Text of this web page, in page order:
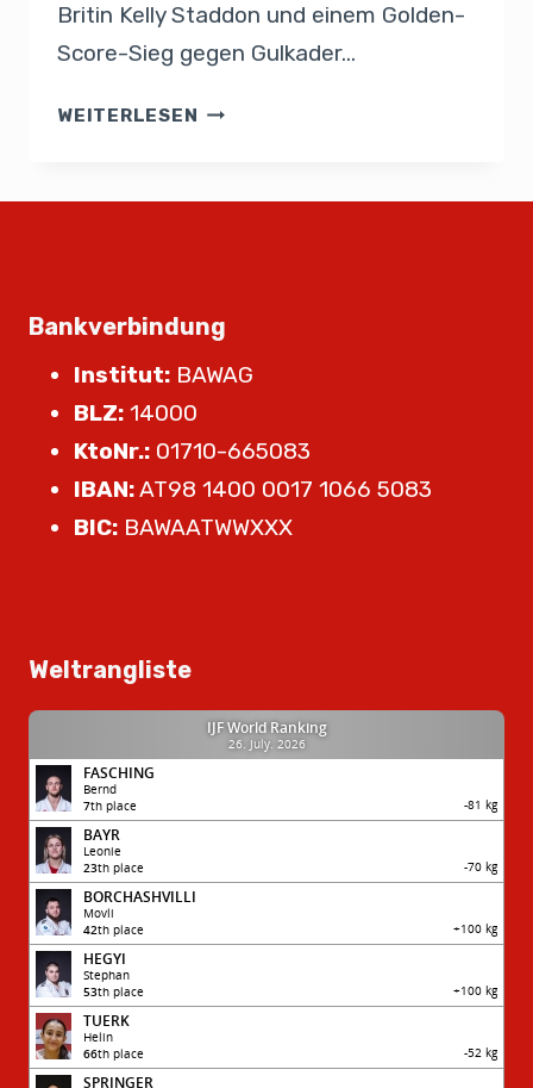
Britin Kelly Staddon und einem Golden-
Score-Sieg gegen Gulkader…
WEITERLESEN
Bankverbindung
Institut: BAWAG
BLZ: 14000
KtoNr.: 01710-665083
IBAN:AT98 1400 0017 1066 5083
BIC: BAWAATWWXXX
Weltrangliste